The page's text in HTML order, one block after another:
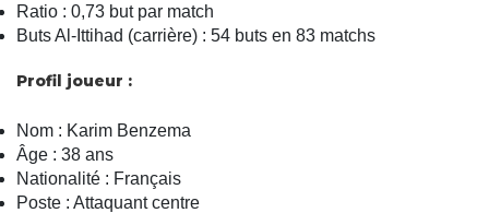
Ratio : 0,73 but par match
Buts Al-Ittihad (carrière) : 54 buts en 83 matchs
Profil joueur :
Nom : Karim Benzema
Âge : 38 ans
Nationalité : Français
Poste : Attaquant centre